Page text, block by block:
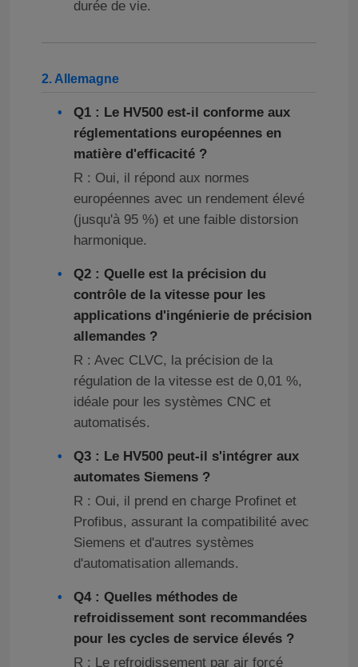
Inverseur de fréquence de vecteur
Inverseur d'entraînement de fréquence
Appareil à fréquence variable pour grue
Station de recharge de véhicules électriques à
Optimisateur solaire
durée de vie.
2. Allemagne
Q1 : Le HV500 est-il conforme aux
réglementations européennes en
matière d'efficacité ?
R : Oui, il répond aux normes
européennes avec un rendement élevé
(jusqu'à 95 %) et une faible distorsion
harmonique.
Q2 : Quelle est la précision du
contrôle de la vitesse pour les
applications d'ingénierie de précision
allemandes ?
R : Avec CLVC, la précision de la
régulation de la vitesse est de 0,01 %,
idéale pour les systèmes CNC et
automatisés.
Q3 : Le HV500 peut-il s'intégrer aux
automates Siemens ?
R : Oui, il prend en charge Profinet et
Profibus, assurant la compatibilité avec
Siemens et d'autres systèmes
d'automatisation allemands.
Q4 : Quelles méthodes de
refroidissement sont recommandées
pour les cycles de service élevés ?
R : Le refroidissement par air forcé